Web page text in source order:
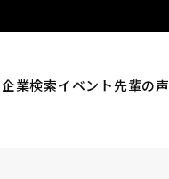
企業検索イベント先輩の声